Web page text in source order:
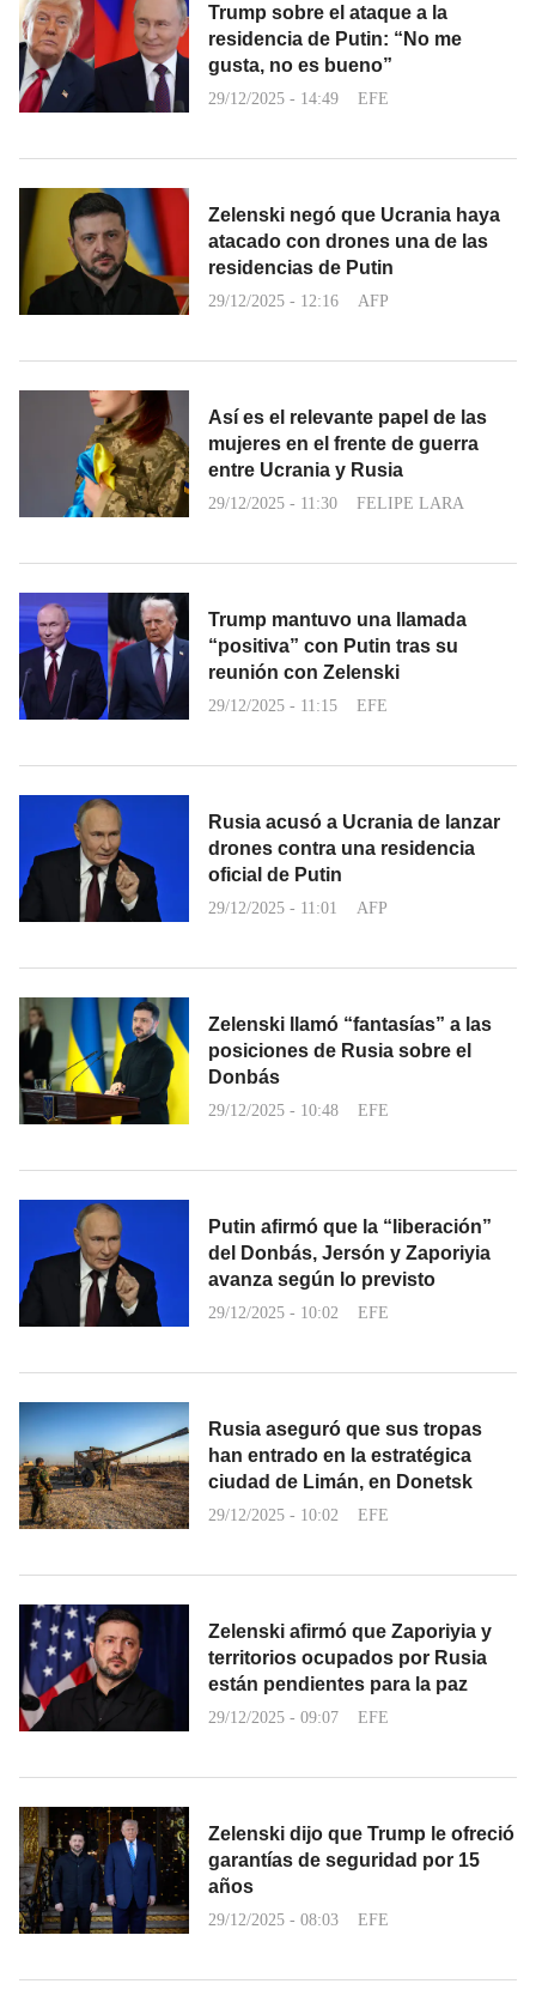
Trump sobre el ataque a la
residencia de Putin: “No me
gusta, no es bueno”
29/12/2025 - 14:49 EFE
Zelenski negó que Ucrania haya
atacado con drones una de las
residencias de Putin
29/12/2025 - 12:16 AFP
Así es el relevante papel de las
mujeres en el frente de guerra
entre Ucrania y Rusia
29/12/2025 - 11:30 FELIPE LARA
Trump mantuvo una llamada
“positiva” con Putin tras su
reunión con Zelenski
29/12/2025 - 11:15 EFE
Rusia acusó a Ucrania de lanzar
drones contra una residencia
oficial de Putin
29/12/2025 - 11:01 AFP
Zelenski llamó “fantasías” a las
posiciones de Rusia sobre el
Donbás
29/12/2025 - 10:48 EFE
Putin afirmó que la “liberación”
del Donbás, Jersón y Zaporiyia
avanza según lo previsto
29/12/2025 - 10:02 EFE
Rusia aseguró que sus tropas
han entrado en la estratégica
ciudad de Limán, en Donetsk
29/12/2025 - 10:02 EFE
Zelenski afirmó que Zaporiyia y
territorios ocupados por Rusia
están pendientes para la paz
29/12/2025 - 09:07 EFE
Zelenski dijo que Trump le ofreció
garantías de seguridad por 15
años
29/12/2025 - 08:03 EFE